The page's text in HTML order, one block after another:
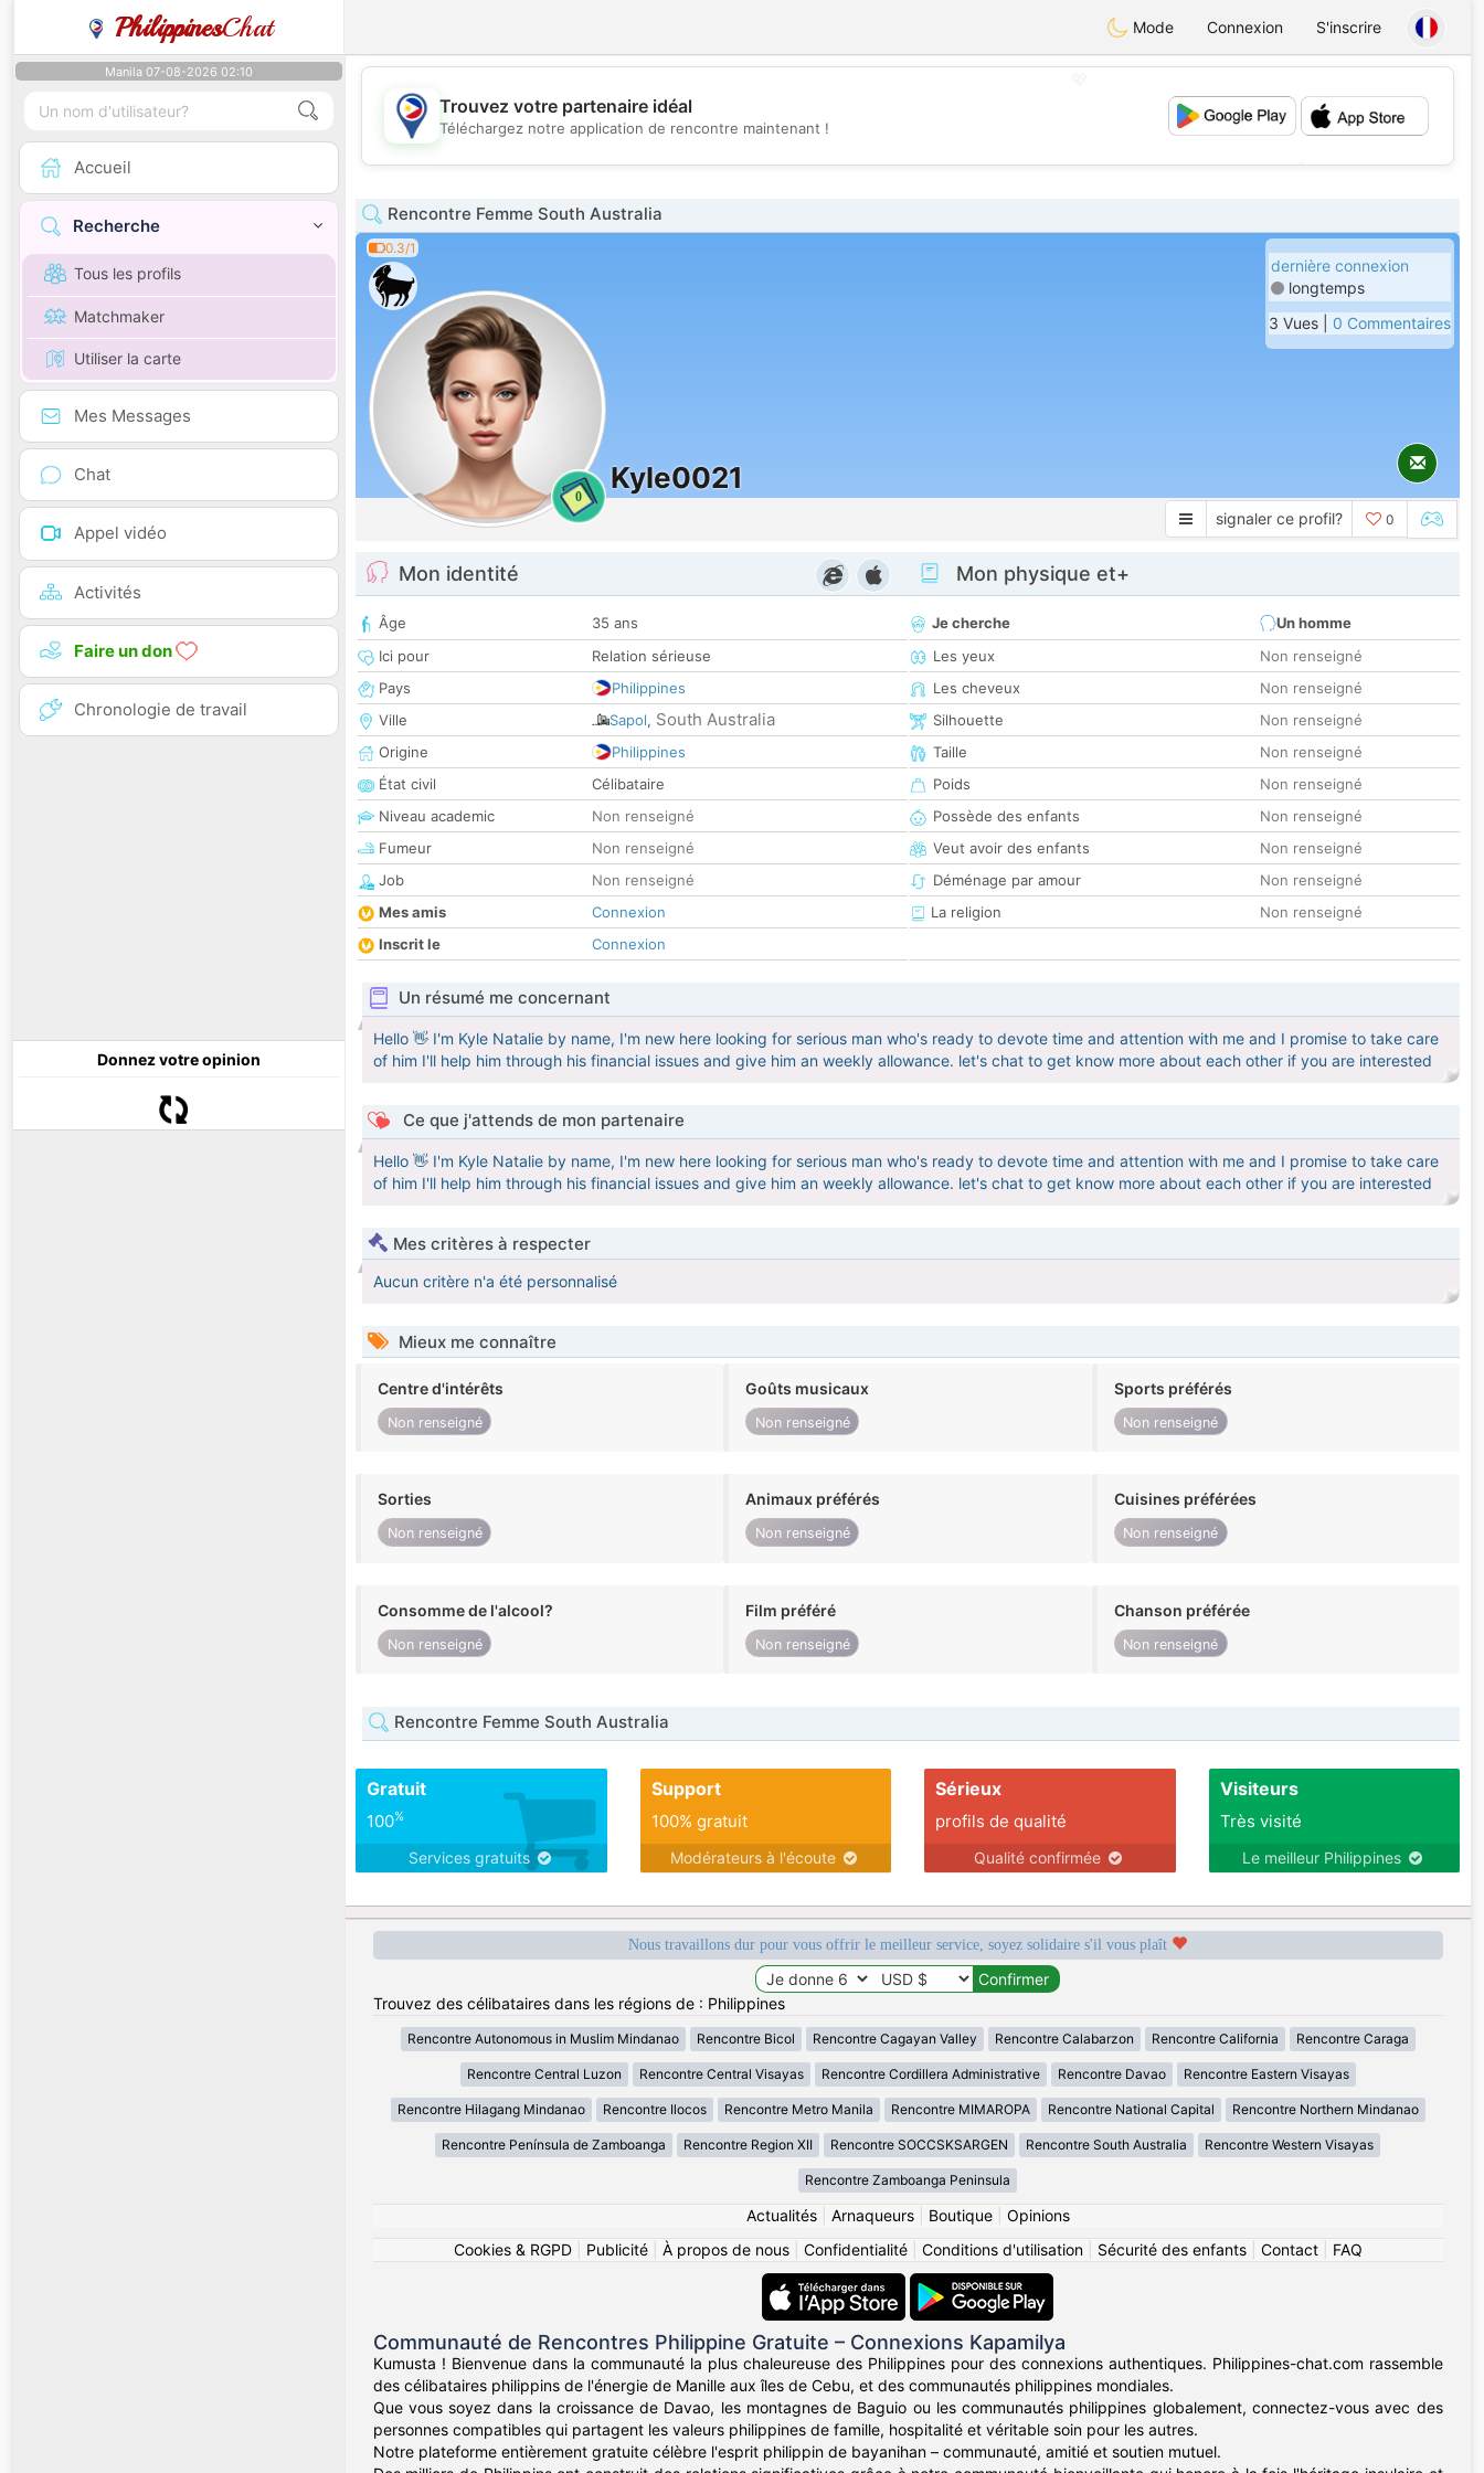
PhilippinesChat Mode Connexion S'inscrire
Manila 07-08-2026 02:10
Accueil
Recherche
Tous les profils
Matchmaker
Utiliser la carte
Mes Messages
Chat
Appel vidéo
Activités
Faire un don
Chronologie de travail
Donnez votre opinion
💖
💕
Trouvez votre partenaire idéal
Téléchargez notre application de rencontre maintenant !
Rencontre Femme South Australia
0.3/1
0
Kyle0021
dernière connexion
longtemps
3 Vues | 0 Commentaires
signaler ce profil? 0
Mon identité
Âge
35 ans
Ici pour
Relation sérieuse
Pays
Philippines
Ville
Sapol, South Australia
Origine
Philippines
État civil
Célibataire
Niveau academic
Non renseigné
Fumeur
Non renseigné
Job
Non renseigné
Mes amis
Connexion
Inscrit le
Connexion
Mon physique et+
Je cherche
Un homme
Les yeux
Non renseigné
Les cheveux
Non renseigné
Silhouette
Non renseigné
Taille
Non renseigné
Poids
Non renseigné
Possède des enfants
Non renseigné
Veut avoir des enfants
Non renseigné
Déménage par amour
Non renseigné
La religion
Non renseigné
Un résumé me concernant
Hello 👋 I'm Kyle Natalie by name, I'm new here looking for serious man who's ready to devote time and attention with me and I promise to take care
of him I'll help him through his financial issues and give him an weekly allowance. let's chat to get know more about each other if you are interested
Ce que j'attends de mon partenaire
Hello 👋 I'm Kyle Natalie by name, I'm new here looking for serious man who's ready to devote time and attention with me and I promise to take care
of him I'll help him through his financial issues and give him an weekly allowance. let's chat to get know more about each other if you are interested
Mes critères à respecter
Aucun critère n'a été personnalisé
Mieux me connaître
Centre d'intérêts
Non renseigné
Goûts musicaux
Non renseigné
Sports préférés
Non renseigné
Sorties
Non renseigné
Animaux préférés
Non renseigné
Cuisines préférées
Non renseigné
Consomme de l'alcool?
Non renseigné
Film préféré
Non renseigné
Chanson préférée
Non renseigné
Rencontre Femme South Australia
Gratuit
100%
Services gratuits
Support
100% gratuit
Modérateurs à l'écoute
Sérieux
profils de qualité
Qualité confirmée
Visiteurs
Très visité
Le meilleur Philippines
Nous travaillons dur pour vous offrir le meilleur service, soyez solidaire s'il vous plaît
Trouvez des célibataires dans les régions de : Philippines
Rencontre Autonomous in Muslim Mindanao Rencontre Bicol Rencontre Cagayan Valley Rencontre Calabarzon Rencontre California Rencontre Caraga
Rencontre Central Luzon Rencontre Central Visayas Rencontre Cordillera Administrative Rencontre Davao Rencontre Eastern Visayas
Rencontre Hilagang Mindanao Rencontre Ilocos Rencontre Metro Manila Rencontre MIMAROPA Rencontre National Capital Rencontre Northern Mindanao
Rencontre Península de Zamboanga Rencontre Region XII Rencontre SOCCSKSARGEN Rencontre South Australia Rencontre Western Visayas
Rencontre Zamboanga Peninsula
Actualités| Arnaqueurs| Boutique| Opinions
Cookies & RGPD| Publicité| À propos de nous| Confidentialité| Conditions d'utilisation| Sécurité des enfants| Contact| FAQ
Communauté de Rencontres Philippine Gratuite – Connexions Kapamilya
Kumusta ! Bienvenue dans la communauté la plus chaleureuse des Philippines pour des connexions authentiques. Philippines-chat.com rassemble
des célibataires philippins de l'énergie de Manille aux îles de Cebu, et des communautés philippines mondiales.
Que vous soyez dans la croissance de Davao, les montagnes de Baguio ou les communautés philippines globalement, connectez-vous avec des
personnes compatibles qui partagent les valeurs philippines de famille, hospitalité et véritable soin pour les autres.
Notre plateforme entièrement gratuite célèbre l'esprit philippin de bayanihan – communauté, amitié et soutien mutuel.